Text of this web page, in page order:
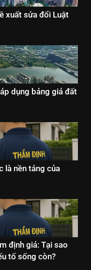
xuất sửa đổi Luật
dụng bảng giá đất
là nền tảng của
định giá: Tại sao
tố sống còn?